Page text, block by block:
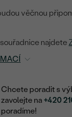
věčnou
najdete
Chcete poradit s
zavolejte na +420
poradíme!